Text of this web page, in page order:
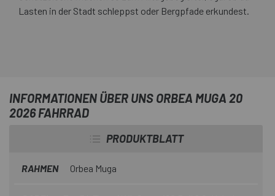
Lasten in der Stadt schleppst oder Bergpfade erkundest.
INFORMATIONEN ÜBER UNS ORBEA MUGA 20
2026 FAHRRAD
PRODUKTBLATT
RAHMEN Orbea Muga